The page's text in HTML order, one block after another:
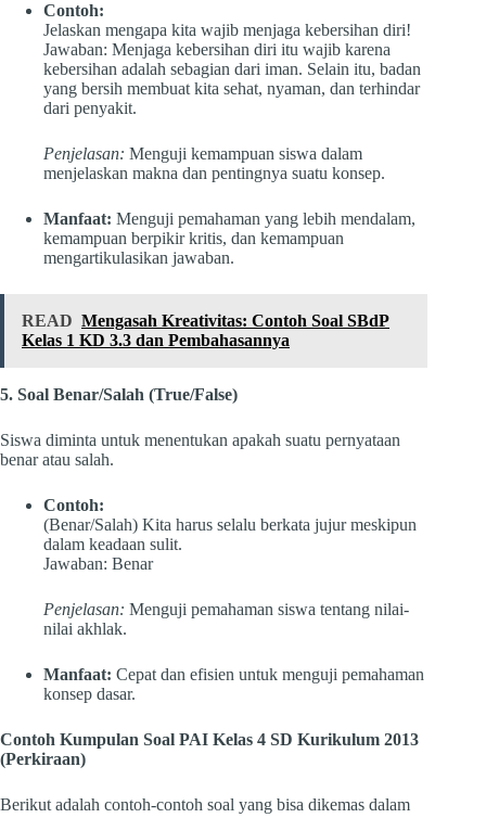
Contoh:
Jelaskan mengapa kita wajib menjaga kebersihan diri!
Jawaban: Menjaga kebersihan diri itu wajib karena
kebersihan adalah sebagian dari iman. Selain itu, badan
yang bersih membuat kita sehat, nyaman, dan terhindar
dari penyakit.
Penjelasan: Menguji kemampuan siswa dalam
menjelaskan makna dan pentingnya suatu konsep.
Manfaat: Menguji pemahaman yang lebih mendalam,
kemampuan berpikir kritis, dan kemampuan
mengartikulasikan jawaban.
READ Mengasah Kreativitas: Contoh Soal SBdP
Kelas 1 KD 3.3 dan Pembahasannya
5. Soal Benar/Salah (True/False)
Siswa diminta untuk menentukan apakah suatu pernyataan
benar atau salah.
Contoh:
(Benar/Salah) Kita harus selalu berkata jujur meskipun
dalam keadaan sulit.
Jawaban: Benar
Penjelasan: Menguji pemahaman siswa tentang nilai-
nilai akhlak.
Manfaat: Cepat dan efisien untuk menguji pemahaman
konsep dasar.
Contoh Kumpulan Soal PAI Kelas 4 SD Kurikulum 2013
(Perkiraan)
Berikut adalah contoh-contoh soal yang bisa dikemas dalam